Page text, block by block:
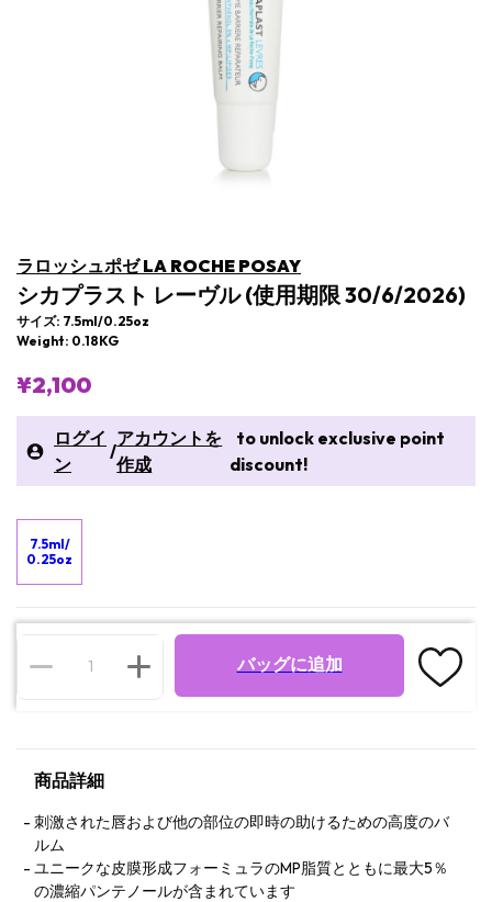
ラロッシュポゼ LA ROCHE POSAY
シカプラスト レーヴル (使用期限 30/6/2026)
サイズ: 7.5ml/0.25oz
Weight: 0.18KG
¥2,100
ログイ
ン
/
アカウントを
作成
to unlock exclusive point
discount!
7.5ml/
0.25oz
バッグに追加
商品詳細
刺激された唇および他の部位の即時の助けるための高度のバ
ルム
ユニークな皮膜形成フォーミュラのMP脂質とともに最大5％
の濃縮パンテノールが含まれています